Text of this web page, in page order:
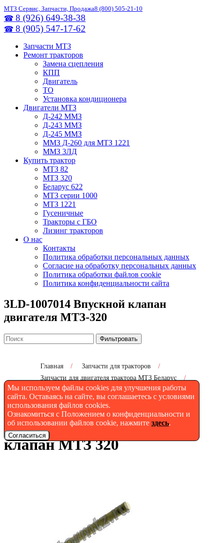
Мы используем файлы cookies для улучшения работы
сайта. Оставаясь на сайте, вы соглашаетесь с условиями
использования файлов cookies.
Ознакомиться с Положением о конфиденциальности и
об использовании файлов cookie, нажмите здесь.
Согласиться
МТЗ Сервис, Запчасти, Продажа8 (800) 505-21-10
☎ 8 (926) 649-38-38
☎ 8 (905) 547-17-62
Запчасти МТЗ
Ремонт тракторов
Замена сцепления
КПП
Двигатель
ТО
Установка кондиционера
Двигатели МТЗ
Д-242 ММЗ
Д-243 ММЗ
Д-245 ММЗ
ММЗ Д-260 для МТЗ 1221
ММЗ 3ЛД
Купить трактор
МТЗ 82
МТЗ 320
Беларус 622
МТЗ серии 1000
МТЗ 1221
Гусеничные
Тракторы с ГБО
Лизинг тракторов
О нас
Контакты
Политика обработки персональных данных
Согласие на обработку персональных данных
Политика обработки файлов cookie
Политика конфиденциальности сайта
3LD-1007014 Впускной клапан
двигателя МТЗ-320
Фильтровать
Главная / Запчасти для тракторов
/
Запчасти для двигателя трактора МТЗ Беларус
/
3LD-1007014 Впускной клапан двигателя МТЗ-320
3LD-1007014 Впускной
клапан МТЗ 320